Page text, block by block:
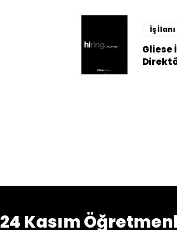
İş İlanı
Gliese
Kasım